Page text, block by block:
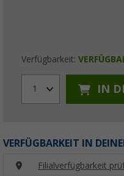
Verfügbarkeit:
1 IN
VERFÜGBARKEIT IN
Filialverfügbarkeit